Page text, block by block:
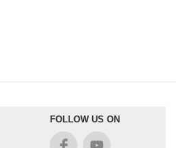
FOLLOW US ON